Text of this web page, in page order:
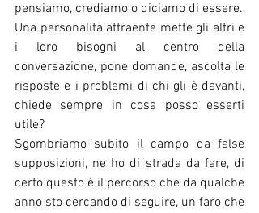
pensiamo, crediamo o diciamo di essere.
Una personalità attraente mette gli altri e
i loro bisogni al centro della
conversazione, pone domande, ascolta le
risposte e i problemi di chi gli è davanti,
chiede sempre in cosa posso esserti
utile?
Sgombriamo subito il campo da false
supposizioni, ne ho di strada da fare, di
certo questo è il percorso che da qualche
anno sto cercando di seguire, un faro che